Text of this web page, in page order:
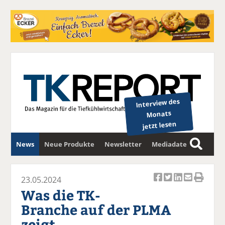
Interview des
Monats
jetzt lesen
News Neue Produkte Newsletter Mediadaten
S
u
c
k k
23.05.2024
Was die TK-
Branche auf der PLMA